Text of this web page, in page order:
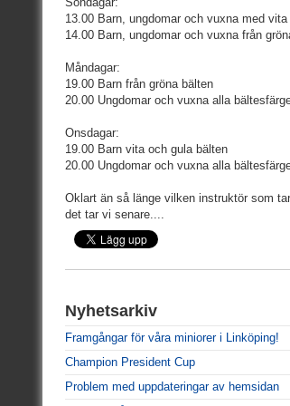
13.00 Barn, ungdomar och vuxna med
14.00 Barn, ungdomar och vuxna från
Måndagar:
19.00 Barn från gröna bälten
20.00 Ungdomar och vuxna alla
Onsdagar:
19.00 Barn vita och gula bälten
20.00 Ungdomar och vuxna alla
Oklart än så länge vilken instruktör som
det tar vi senare....
Nyhetsarkiv
Framgångar för våra miniorer i Linköping!
Champion President Cup
Problem med uppdateringar av hemsidan